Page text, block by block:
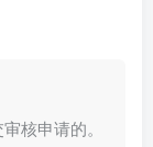
核申请的。